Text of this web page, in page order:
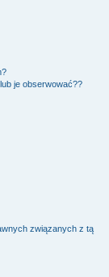
je obserwować??
związanych z tą